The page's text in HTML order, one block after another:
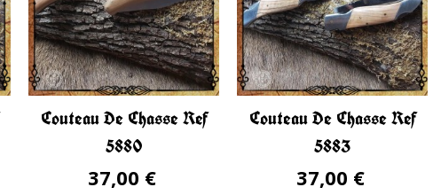
Couteau De Chasse Ref
5880
37,00 €
Couteau De Chasse Ref
5883
37,00 €